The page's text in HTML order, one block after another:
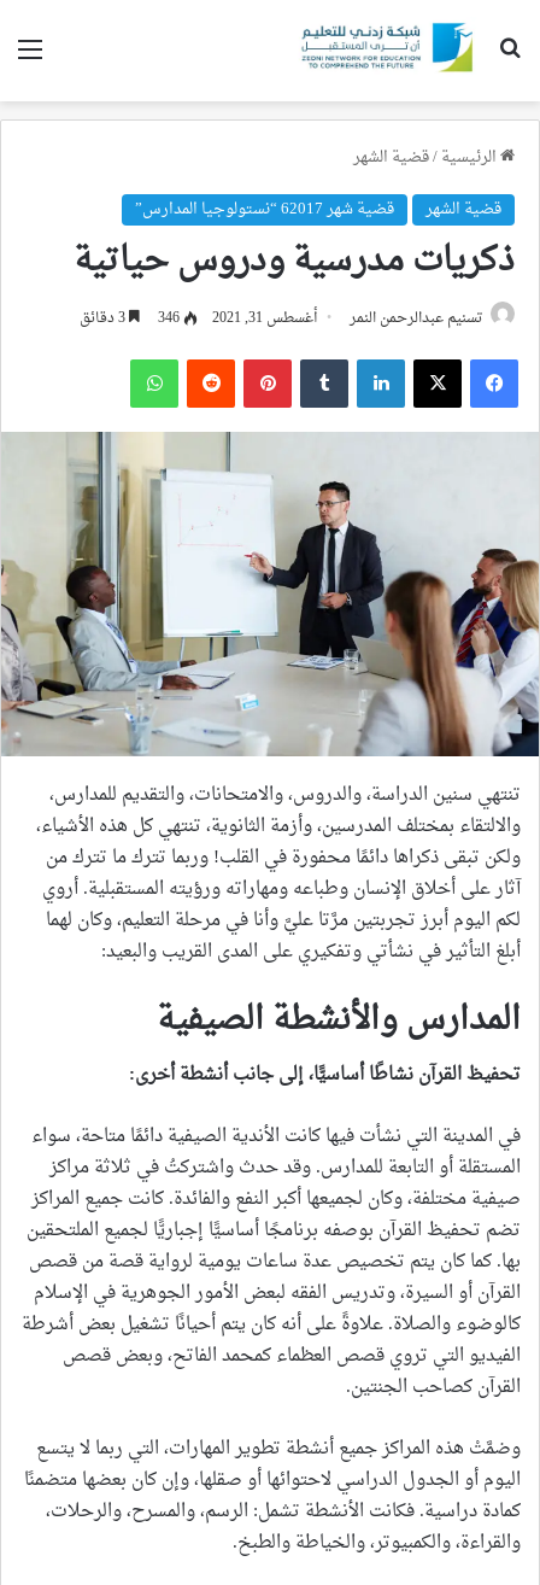
بحث عن
الرئيسية/قضية الشهر
قضية الشهر
قضية شهر 62017 “نستولوجيا المدارس”
ذكريات مدرسية ودروس حياتية
تسنيم عبدالرحمن النمر أغسطس 31, 2021 346
فيسبوك ‫X لينكدإن بينتيريست واتساب
تنتهي سنين الدراسة، والدروس، والامتحانات، والتقديم للمدارس،
والالتقاء بمختلف المدرسين، وأزمة الثانوية، تنتهي كل هذه الأشياء،
ولكن تبقى ذكراها دائمًا محفورة في القلب! وربما تترك ما تترك من
آثار على أخلاق الإنسان وطباعه ومهاراته ورؤيته المستقبلية. أروي
لكم اليوم أبرز تجربتين مرَّتا عليَّ وأنا في مرحلة التعليم، وكان لهما
أبلغ التأثير في نشأتي وتفكيري على المدى القريب والبعيد:
المدارس والأنشطة الصيفية
تحفيظ القرآن نشاطًا أساسيًّا، إلى جانب أنشطة أخرى:
في المدينة التي نشأت فيها كانت الأندية الصيفية دائمًا متاحة، سواء
المستقلة أو التابعة للمدارس. وقد حدث واشتركتُ في ثلاثة مراكز
صيفية مختلفة، وكان لجميعها أكبر النفع والفائدة. كانت جميع المراكز
تضم تحفيظ القرآن بوصفه برنامجًا أساسيًّا إجباريًّا لجميع الملتحقين
بها. كما كان يتم تخصيص عدة ساعات يومية لرواية قصة من قصص
القرآن أو السيرة، وتدريس الفقه لبعض الأمور الجوهرية في الإسلام
كالوضوء والصلاة. علاوةً على أنه كان يتم أحيانًا تشغيل بعض أشرطة
الفيديو التي تروي قصص العظماء كمحمد الفاتح، وبعض قصص
القرآن كصاحب الجنتين.
وضمَّتْ هذه المراكز جميع أنشطة تطوير المهارات، التي ربما لا يتسع
اليوم أو الجدول الدراسي لاحتوائها أو صقلها، وإن كان بعضها متضمنًا
كمادة دراسية. فكانت الأنشطة تشمل: الرسم، والمسرح، والرحلات،
والقراءة، والكمبيوتر، والخياطة والطبخ.